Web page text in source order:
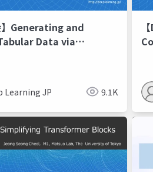
】Generating and
Data via
Learning JP 9.1K